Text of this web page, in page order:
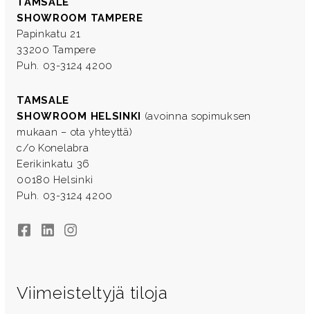
SHOWROOM TAMPERE
Papinkatu 21
33200 Tampere
Puh. 03-3124 4200
TAMSALE
SHOWROOM HELSINKI (avoinna sopimuksen
mukaan – ota yhteyttä)
c/o Konelabra
Eerikinkatu 36
00180 Helsinki
Puh. 03-3124 4200
FacebookLinkedInInstagram
Viimeisteltyjä tiloja